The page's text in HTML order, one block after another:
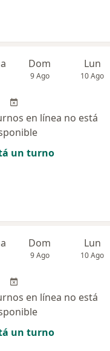
Dom
9 Ago
Lun
10 Ago
en línea no está
un turno
Dom
9 Ago
Lun
10 Ago
en línea no está
un turno